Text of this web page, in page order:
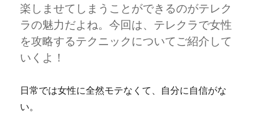
楽しませてしまうことができるのがテレク
ラの魅力だよね。今回は、テレクラで女性
を攻略するテクニックについてご紹介して
いくよ！
日常では女性に全然モテなくて、自分に自信がな
い。